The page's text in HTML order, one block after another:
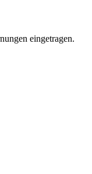
eingetragen.